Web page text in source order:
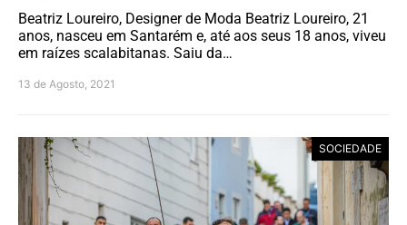
Beatriz Loureiro, Designer de Moda Beatriz Loureiro, 21
anos, nasceu em Santarém e, até aos seus 18 anos, viveu
em raízes scalabitanas. Saiu da…
13 de Agosto, 2021
SOCIEDADE